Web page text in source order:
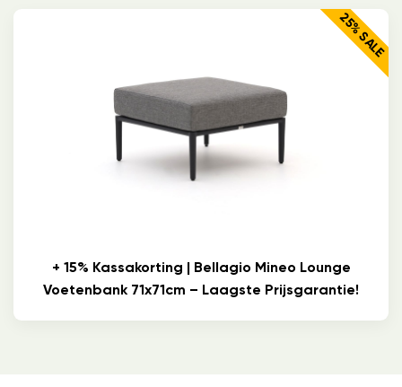
25% SALE
+ 15% Kassakorting | Bellagio Mineo Lounge
Voetenbank 71x71cm – Laagste Prijsgarantie!